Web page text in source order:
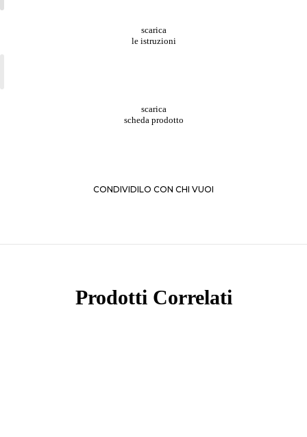
scarica
le istruzioni
scarica
scheda prodotto
CONDIVIDILO CON CHI VUOI
Prodotti Correlati